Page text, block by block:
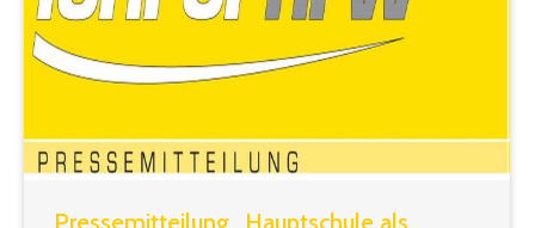
Pressemitteilung „Hauptschule als